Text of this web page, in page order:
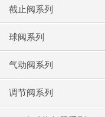
截止阀系列
球阀系列
气动阀系列
调节阀系列